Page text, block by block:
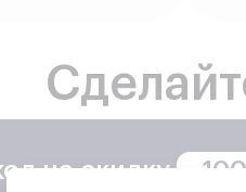
на скидку −